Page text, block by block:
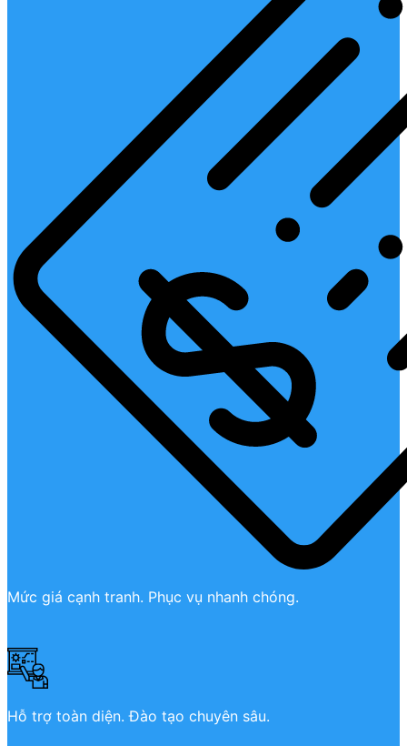
Mức giá cạnh tranh. Phục vụ nhanh chóng.
Hỗ trợ toàn diện. Đào tạo chuyên sâu.